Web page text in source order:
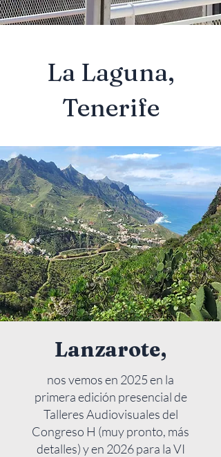
La Laguna,
Tenerife
Lanzarote,
nos vemos en 2025 en la
primera edición presencial de
Talleres Audiovisuales del
Congreso H (muy pronto, más
detalles) y en 2026 para la VI